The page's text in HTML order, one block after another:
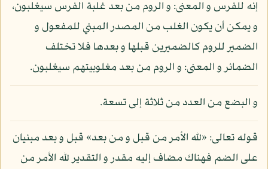
إنه للفرس و المعنى: و الروم من بعد غلبة الفرس سيغلبون،
و يمكن أن يكون الغلب من المصدر المبني للمفعول و
الضمير للروم كالضميرين قبلها و بعدها فلا تختلف
الضمائر و المعنى: و الروم من بعد مغلوبيتهم سيغلبون.
و البضع من العدد من ثلاثة إلى تسعة.
قوله تعالى: «لله الأمر من قبل و من بعد» قبل و بعد مبنيان
على الضم فهناك مضاف إليه مقدر و التقدير لله الأمر من